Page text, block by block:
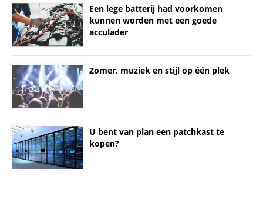
Een lege batterij had voorkomen
kunnen worden met een goede
acculader
Zomer, muziek en stijl op één plek
U bent van plan een patchkast te
kopen?